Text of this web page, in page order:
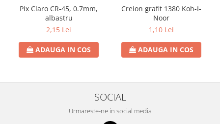
Pix Claro CR-45, 0.7mm,
albastru
2,15 Lei
ADAUGA IN COS
Creion grafit 1380 Koh-I-
Noor
1,10 Lei
ADAUGA IN COS
SOCIAL
Urmareste-ne in social media